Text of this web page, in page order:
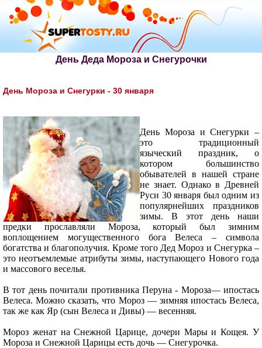
День Деда Мороза и Снегурочки
День Мороза и Снегурки - 30 января
День Мороза и Снегурки –
это традиционный
языческий праздник, о
котором большинство
обывателей в нашей стране
не знает. Однако в Древней
Руси 30 января был одним из
популярнейших праздников
зимы. В этот день наши
предки прославляли Мороза, который был зимним
воплощением могущественного бога Велеса – символа
богатства и благополучия. Кроме того Дед Мороз и Снегурка –
это неотъемлемые атрибуты зимы, наступающего Нового года
и массового веселья.
В тот день почитали противника Перуна - Мороза— ипостась
Велеса. Можно сказать, что Мороз — зимняя ипостась Велеса,
так же как Яр (сын Велеса и Дивы) — весенняя.
Мороз женат на Снежной Царице, дочери Мары и Кощея. У
Мороза и Снежной Царицы есть дочь — Снегурочка.